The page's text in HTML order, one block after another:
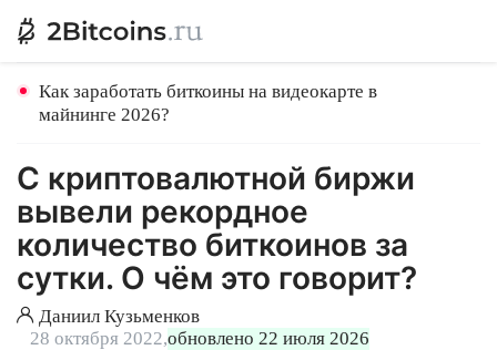
Как заработать биткоины на видеокарте в
майнинге 2026?
С криптовалютной биржи
вывели рекордное
количество биткоинов за
сутки. О чём это говорит?
Даниил Кузьменков
28 октября 2022,обновлено 22 июля 2026